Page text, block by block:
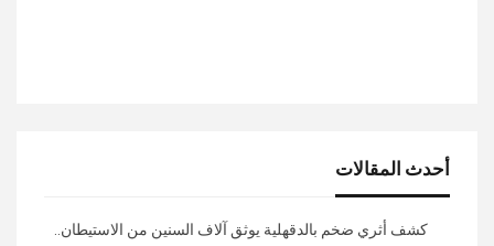
أحدث المقالات
كشف أثري ضخم بالدقهلية يوثق آلاف السنين من الاستيطان..